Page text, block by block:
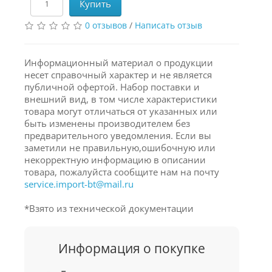
Купить
0 отзывов / Написать отзыв
Информационный материал о продукции
несет справочный характер и не является
публичной офертой. Набор поставки и
внешний вид, в том числе характеристики
товара могут отличаться от указанных или
быть изменены производителем без
предварительного уведомления. Если вы
заметили не правильную,ошибочную или
некорректную информацию в описании
товара, пожалуйста сообщите нам на почту
service.import-bt@mail.ru
*Взято из технической документации
Информация о покупке